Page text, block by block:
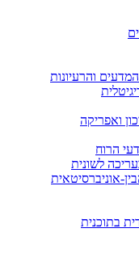
והרעיונות
ואפריקה
הרוח
לשונית
אוניברסיטאית
בתוכנית